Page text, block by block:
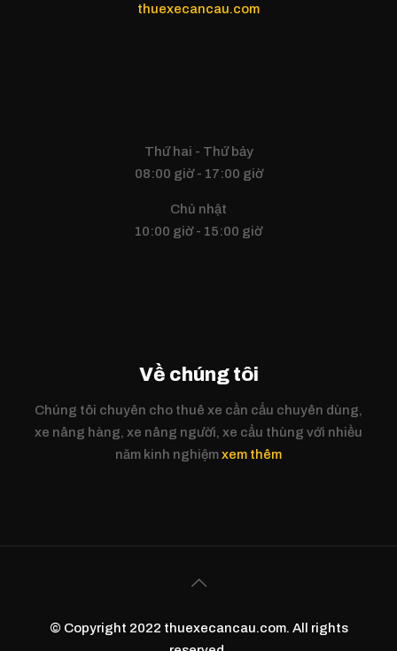
thuexecancau.com
Thứ hai - Thứ bảy
08:00 giờ - 17:00 giờ
Chủ nhật
10:00 giờ - 15:00 giờ
Về chúng tôi
Chúng tôi chuyên cho thuê xe cần cẩu chuyên dùng,
xe nâng hàng, xe nâng người, xe cẩu thùng với nhiều
năm kinh nghiệmxem thêm
© Copyright 2022 thuexecancau.com. All rights